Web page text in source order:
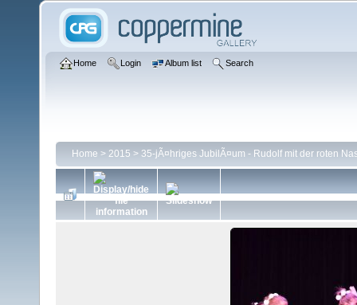
Home Login Album list Search
Home > 2015 > 35-jÃ¤hriges JubilÃ¤um - Rudolf mit der roten